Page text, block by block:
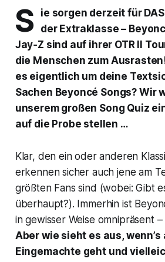
S
ie sorgen derzeit für
der Extraklasse –
Jay‑Z sind auf ihrer OTR II
die Menschen zum
es eigentlich um deine
Sachen Beyoncé Songs? Wir
unserem großen Song Quiz
auf die Probe stellen …
Klar, den ein oder anderen
erkennen sicher auch jene am
größten Fans sind (wobei: Gibt
überhaupt?). Immerhin ist
in gewisser Weise omnipräsent
Aber wie sieht es aus, wenn’s
Eingemachte geht und